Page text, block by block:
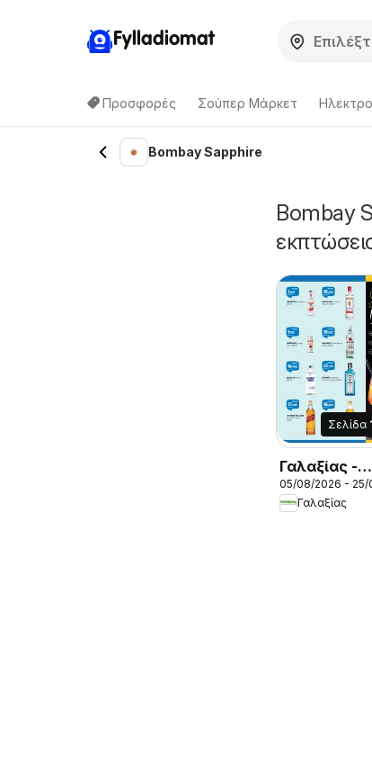
Fylladiomat
Προσφορές Σούπερ Μάρκετ
Bombay Sapphire
Bombay
Σελίδα
Γαλαξίας -
Προσφορές
05/08/2026 - 25/
Γαλαξίας